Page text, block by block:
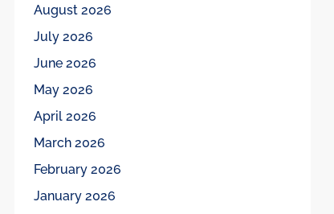
August 2026
July 2026
June 2026
May 2026
April 2026
March 2026
February 2026
January 2026